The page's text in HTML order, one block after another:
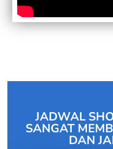
JADWAL
SANGAT
DAN